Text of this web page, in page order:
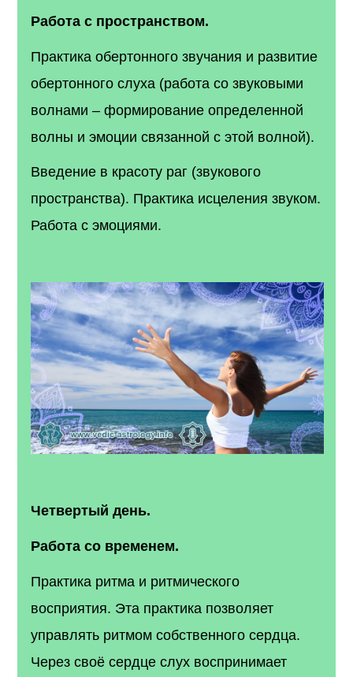
Работа с пространством.
Практика обертонного звучания и развитие
обертонного слуха (работа со звуковыми
волнами – формирование определенной
волны и эмоции связанной с этой волной).
Введение в красоту раг (звукового
пространства). Практика исцеления звуком.
Работа с эмоциями.
Четвертый день.
Работа со временем.
Практика ритма и ритмического
восприятия. Эта практика позволяет
управлять ритмом собственного сердца.
Через своё сердце слух воспринимает